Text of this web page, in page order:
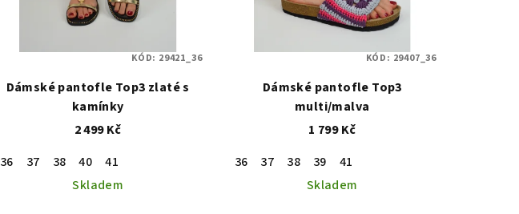
Dámské pantofle Top3 zlaté s
kamínky
2 499 Kč
36
37 38 40
41
Skladem
KÓD: 29421_36
Dámské pantofle Top3
multi/malva
1 799 Kč
36
37 38 39
41
Skladem
KÓD: 29407_36